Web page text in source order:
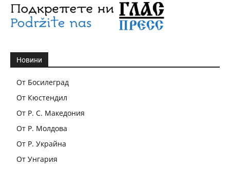
Новини
От Босилеград
От Кюстендил
От Р. С. Македония
От Р. Молдова
От Р. Украйна
От Унгария